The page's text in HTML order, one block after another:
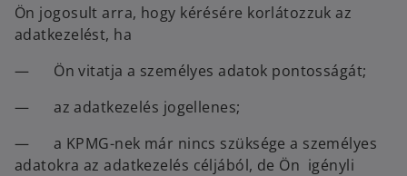
Ön jogosult arra, hogy kérésére korlátozzuk az
adatkezelést, ha
— Ön vitatja a személyes adatok pontosságát;
— az adatkezelés jogellenes;
— a KPMG-nek már nincs szüksége a személyes
adatokra az adatkezelés céljából, de Ön igényli